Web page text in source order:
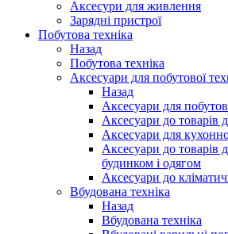
Аксесури для живлення
Зарядні пристрої
Побутова техніка
Назад
Побутова техніка
Аксесуари для побутової
Назад
Аксесуари для
Аксесуари до товарів
Аксесуари для
Аксесуари до товарів
будинком і одягом
Аксесуари до
Вбудована техніка
Назад
Вбудована техніка